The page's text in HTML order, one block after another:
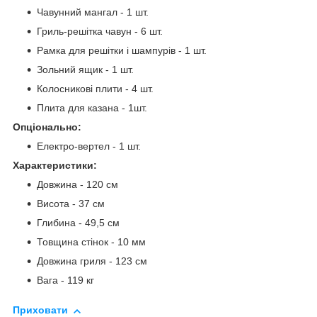
Чавунний мангал - 1 шт.
Гриль-решітка чавун - 6 шт.
Рамка для решітки і шампурів - 1 шт.
Зольний ящик - 1 шт.
Колосникові плити - 4 шт.
Плита для казана - 1шт.
Опціонально:
Електро-вертел - 1 шт.
Характеристики:
Довжина - 120 см
Висота - 37 см
Глибина - 49,5 см
Товщина стінок - 10 мм
Довжина гриля - 123 см
Вага - 119 кг
Приховати